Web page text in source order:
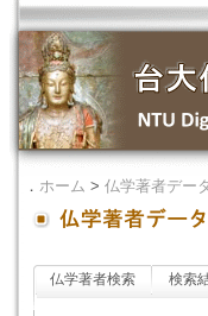
． ホーム > 仏学著者デー
仏学著者検索 検索